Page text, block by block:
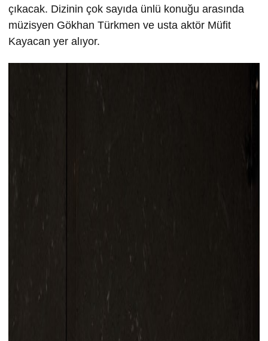
çıkacak. Dizinin çok sayıda ünlü konuğu arasında
müzisyen Gökhan Türkmen ve usta aktör Müfit
Kayacan yer alıyor.